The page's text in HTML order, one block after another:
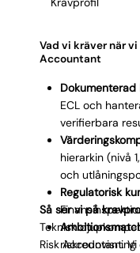
Vad vi kräver när
Accountant
Dokumenterad
ECL och
verifierbara
hierarkin (nivå
och
Regulatorisk
Så ser vi på
Teknisk
Risk Accountant.